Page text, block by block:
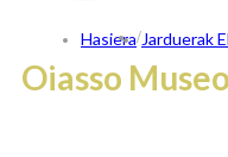
Hasiera/Jarduerak
Oiasso